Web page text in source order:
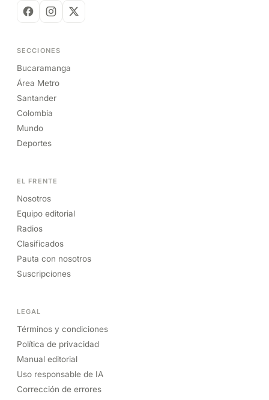
SECCIONES
Bucaramanga
Área Metro
Santander
Colombia
Mundo
Deportes
EL FRENTE
Nosotros
Equipo editorial
Radios
Clasificados
Pauta con nosotros
Suscripciones
LEGAL
Términos y condiciones
Política de privacidad
Manual editorial
Uso responsable de IA
Corrección de errores